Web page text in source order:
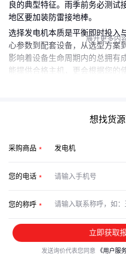
良的典型特征。雨季前务必测试
地区要加装防雷接地棒。
选择发电机本质是平衡即时投入
心参数到配套设备，从选型方案
影响着设备生命周期内的总拥有
能提供合格主机，更会根据您的
展开更多内
想找货源
采购商品
您的电话
您的称呼
立即获取
发送询价代表您同意 《用户服